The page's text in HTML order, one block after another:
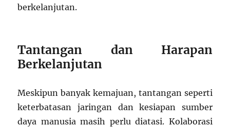
berkelanjutan.
Tantangan dan Harapan
Berkelanjutan
Meskipun banyak kemajuan, tantangan seperti
keterbatasan jaringan dan kesiapan sumber
daya manusia masih perlu diatasi. Kolaborasi